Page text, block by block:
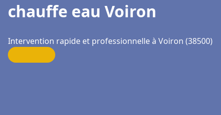
chauffe eau Voiron
Intervention rapide et professionnelle à Voiron (38500)